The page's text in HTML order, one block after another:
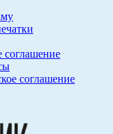
соглашение
соглашение